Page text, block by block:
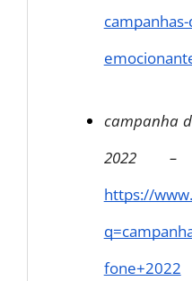
campanha
2022 –
https://
fone+2022